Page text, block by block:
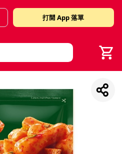
打開 App 落單